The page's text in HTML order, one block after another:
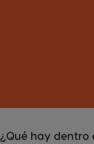
¿Qué hay dentro